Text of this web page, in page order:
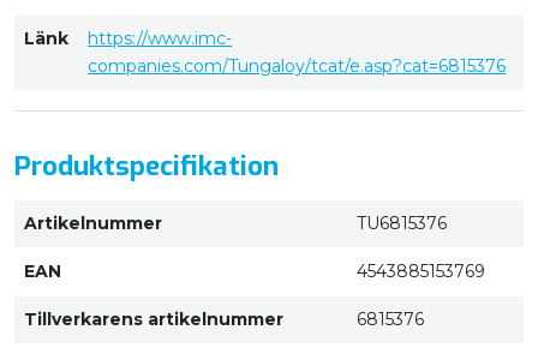
Länk
https://www.imc-
companies.com/Tungaloy/tcat/e.asp?cat=6815376
Produktspecifikation
Artikelnummer TU6815376
EAN 4543885153769
Tillverkarens artikelnummer 6815376